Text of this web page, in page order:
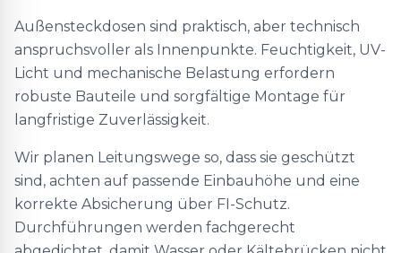
Außensteckdosen sind praktisch, aber technisch
anspruchsvoller als Innenpunkte. Feuchtigkeit, UV-
Licht und mechanische Belastung erfordern
robuste Bauteile und sorgfältige Montage für
langfristige Zuverlässigkeit.
Wir planen Leitungswege so, dass sie geschützt
sind, achten auf passende Einbauhöhe und eine
korrekte Absicherung über FI-Schutz.
Durchführungen werden fachgerecht